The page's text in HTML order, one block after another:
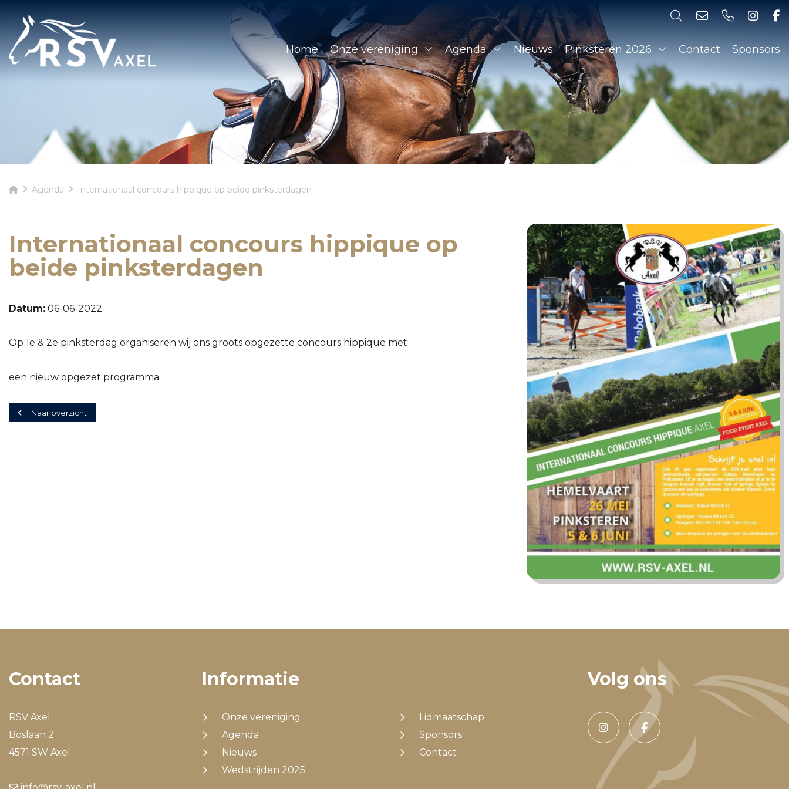
Home Onze vereniging Agenda Nieuws Pinksteren 2026 Contact Sponsors
Agenda Internationaal concours hippique op beide pinksterdagen
Internationaal concours hippique op
beide pinksterdagen
Datum: 06-06-2022
Op 1e & 2e pinksterdag organiseren wij ons groots opgezette concours hippique met
een nieuw opgezet programma.
Naar overzicht
Contact
RSV Axel
Boslaan 2
4571 SW Axel
Informatie
Onze vereniging
Agenda
Nieuws
Wedstrijden 2025
Lidmaatschap
Sponsors
Contact
Volg ons